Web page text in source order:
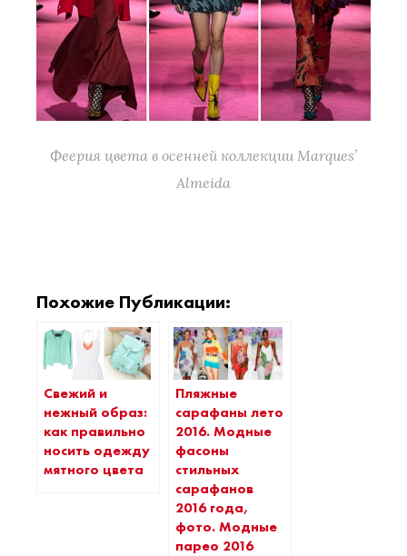
Феерия цвета в осенней коллекции Marques’
Almeida
Похожие Публикации:
Свежий и
нежный образ:
как правильно
носить одежду
мятного цвета
Пляжные
сарафаны лето
2016. Модные
фасоны
стильных
сарафанов
2016 года,
фото. Модные
парео 2016